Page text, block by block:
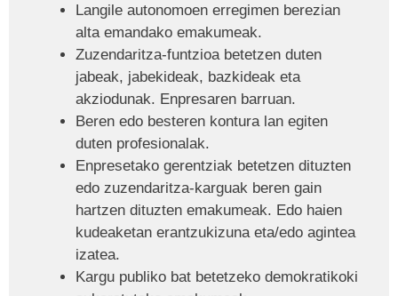
Langile autonomoen erregimen berezian
alta emandako emakumeak.
Zuzendaritza-funtzioa betetzen duten
jabeak, jabekideak, bazkideak eta
akziodunak. Enpresaren barruan.
Beren edo besteren kontura lan egiten
duten profesionalak.
Enpresetako gerentziak betetzen dituzten
edo zuzendaritza-karguak beren gain
hartzen dituzten emakumeak. Edo haien
kudeaketan erantzukizuna eta/edo agintea
izatea.
Kargu publiko bat betetzeko demokratikoki